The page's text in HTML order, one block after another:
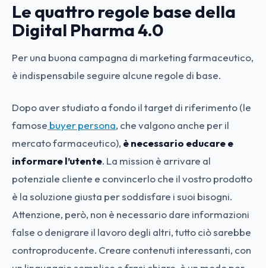
Le quattro regole base della
Digital Pharma4.0
Per una buona campagna di marketing farmaceutico,
è indispensabile seguire alcune regole di base.
Dopo aver studiato a fondo il target di riferimento (le
famose buyer persona, che valgono anche per il
mercato farmaceutico), è necessario educare e
informare l’utente. La mission è arrivare al
potenziale cliente e convincerlo che il vostro prodotto
è la soluzione giusta per soddisfare i suoi bisogni.
Attenzione, però, non è necessario dare informazioni
false o denigrare il lavoro degli altri, tutto ciò sarebbe
controproducente. Creare contenuti interessanti, con